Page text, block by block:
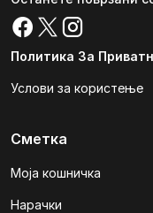
Политика За
Услови за користење
Сметка
Моја кошничка
Нарачки